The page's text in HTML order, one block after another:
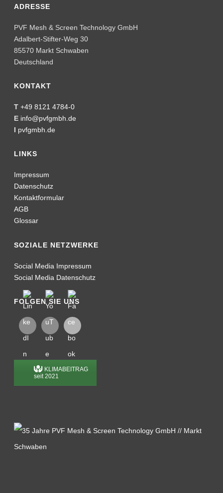
ADRESSE
PVF Mesh & Screen Technology GmbH
Adalbert-Stifter-Weg 30
85570 Markt Schwaben
Deutschland
KONTAKT
T +49 8121 4784-0
E info@pvfgmbh.de
I pvfgmbh.de
LINKS
Impressum
Datenschutz
Kontaktformular
AGB
Glossar
SOZIALE NETZWERKE
Social Media Impressum
Social Media Datenschutz
FOLGEN SIE UNS
KLIMABEITRAG
seit 2021